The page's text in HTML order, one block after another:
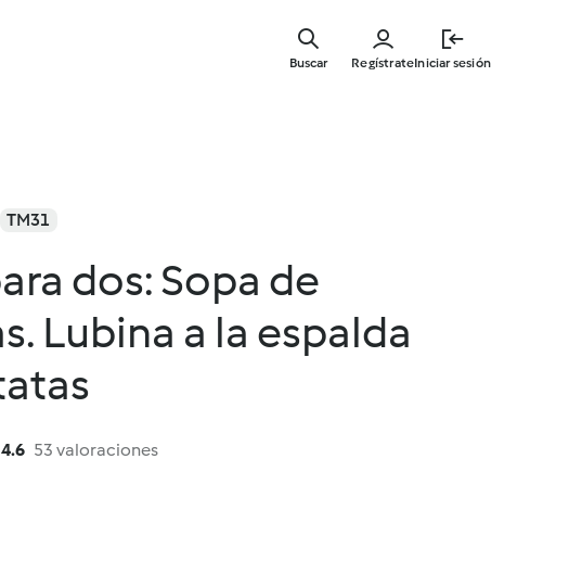
RegístrateIniciar sesión
Buscar
TM31
dos: Sopa de
Lubina a la espalda
4.6 53 valoraciones